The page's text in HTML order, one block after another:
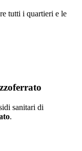
tutti i quartieri e le
sanitari di
.